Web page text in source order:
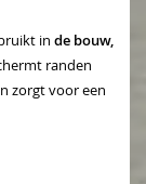
in de bouw,
randen
zorgt voor een